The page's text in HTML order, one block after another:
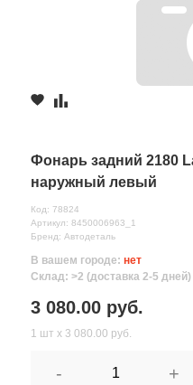
Фонарь задний 2180
наружный левый
Код: 78824
Артикул: 8450006963_1
Бренд: Автодеталь
В вашем городе: нет
Склад: >2 (доставка 2-5 дней)
3 080.00 руб.
1 шт х 3 080.00 руб.
- +